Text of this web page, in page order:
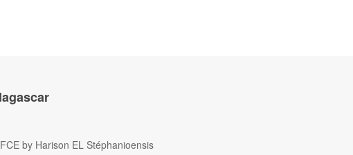
by Harison EL Stéphanioensis